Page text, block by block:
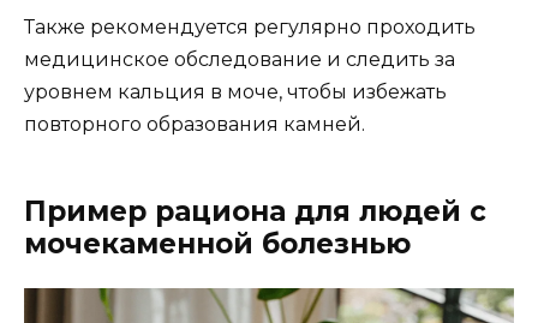
Также рекомендуется регулярно проходить
медицинское обследование и следить за
уровнем кальция в моче, чтобы избежать
повторного образования камней.
Пример рациона для людей с
мочекаменной болезнью